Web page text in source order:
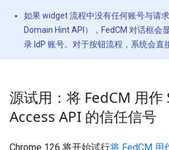
如果 widget 流程中没有任何账号与请
Domain Hint API），FedCM 对话框会
录 IdP 账号。对于按钮流程，系统会直
源试用：将 FedCM 用
Access API 的信任信号
Chrome 126 将开始试行将 FedCM 用